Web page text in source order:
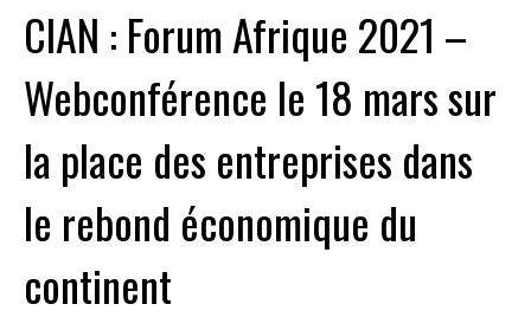
CIAN : Forum Afrique 2021 –
Webconférence le 18 mars sur
la place des entreprises dans
le rebond économique du
continent